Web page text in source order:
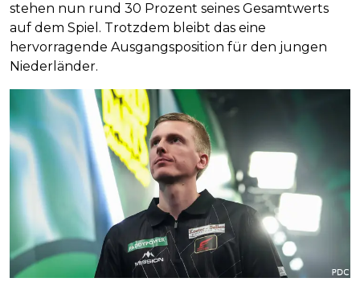
stehen nun rund 30 Prozent seines Gesamtwerts
auf dem Spiel. Trotzdem bleibt das eine
hervorragende Ausgangsposition für den jungen
Niederländer.